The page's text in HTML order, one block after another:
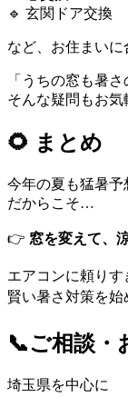
🔹 玄関ドア交換
など、お住まい
「うちの窓も暑さ
そんな疑問もお
🌻 まとめ
今年の夏も猛暑予
だからこそ…
👉 窓を変えて、
エアコンに頼りす
賢い暑さ対策を
📞ご相談・
埼玉県を中心に